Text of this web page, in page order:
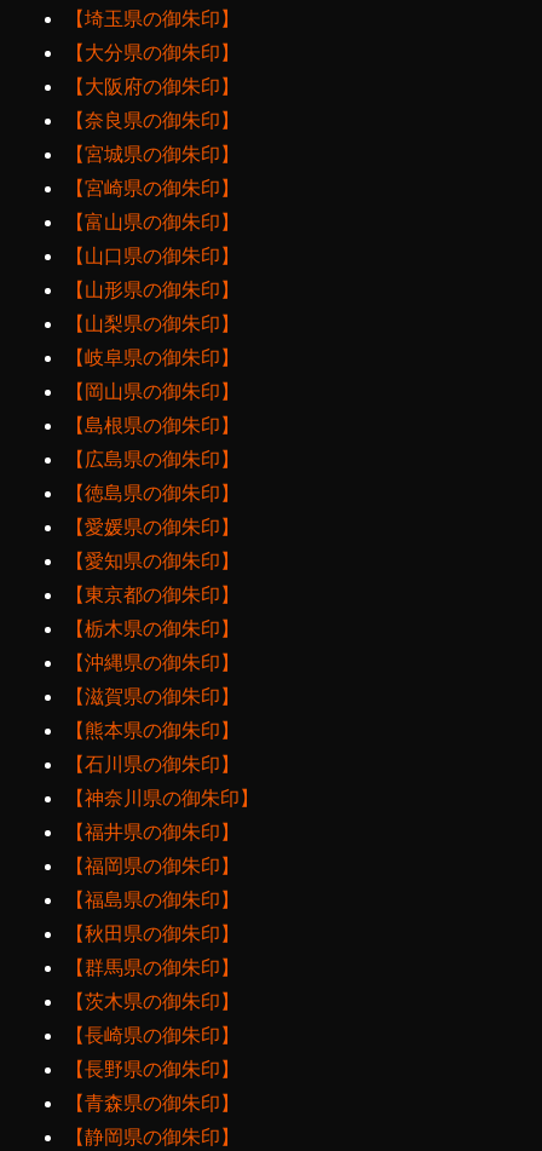
【埼玉県の御朱印】
【大分県の御朱印】
【大阪府の御朱印】
【奈良県の御朱印】
【宮城県の御朱印】
【宮崎県の御朱印】
【富山県の御朱印】
【山口県の御朱印】
【山形県の御朱印】
【山梨県の御朱印】
【岐阜県の御朱印】
【岡山県の御朱印】
【島根県の御朱印】
【広島県の御朱印】
【徳島県の御朱印】
【愛媛県の御朱印】
【愛知県の御朱印】
【東京都の御朱印】
【栃木県の御朱印】
【沖縄県の御朱印】
【滋賀県の御朱印】
【熊本県の御朱印】
【石川県の御朱印】
【神奈川県の御朱印】
【福井県の御朱印】
【福岡県の御朱印】
【福島県の御朱印】
【秋田県の御朱印】
【群馬県の御朱印】
【茨木県の御朱印】
【長崎県の御朱印】
【長野県の御朱印】
【青森県の御朱印】
【静岡県の御朱印】